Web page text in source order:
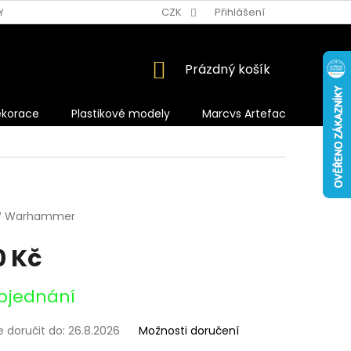
OCHRANY OSOBNÍCH ÚDAJŮ CZK Přihlášení
NÁKUPNÍ
Prázdný košík
Plastikové modely
Marcvs Artefacts
Warhammer
Kč
doručit do: 26.8.2026 Možnosti doručení